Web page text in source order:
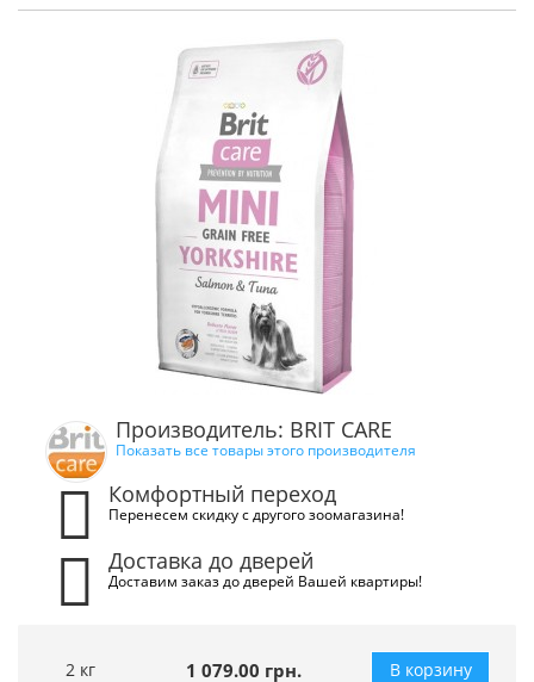
Производитель: BRIT CARE
Показать все товары этого производителя
Комфортный переход
Перенесем скидку с другого зоомагазина!
Доставка до дверей
Доставим заказ до дверей Вашей квартиры!
2 кг 1 079.00 грн. В корзину